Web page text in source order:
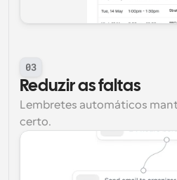
03
Reduzir as faltas
Lembretes automáticos
certo.